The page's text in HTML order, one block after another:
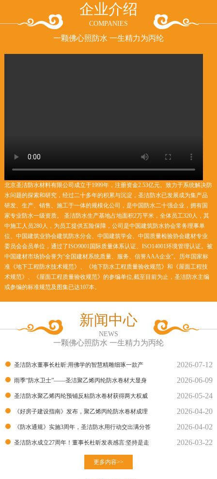
企业介绍
COMPANIES
一颗佛心照防水 一生精力为丙纶
北京圣洁防水材料有限公司成立于1999年，注册资金2.53亿元。致力于系统解决防
水问题的探索和研究，经过二十多年的积累与沉淀，圣洁防水已发展成为集产品
研发、生产、销售、施工于一体的规模化公司，是中国防水二十强企业，拥有国
家专业防水一级资质。 圣洁防水生产基地占地面积2万平米，全体员工320人，其
中施工人员280人，为员工提供五险保障，公司是中国建筑防水协会常务理事单
位、中国建筑业协会建筑防水分会、中国建筑学会、中国质量检验协会建材专业
委员会会员单位，通过了ISO9001国际质量体系认证、ISO14001环境管理认证。被
中国建材市场协会誉为“全国建材系统质量、服务、信誉AAA企业”。历年国家标
准《地下工程防水技术规范》、《地下防水工程质量验收规范》和《屋面工程技
术规范》、《屋面工程质量验收规范》的参编单位,截至目前为止，圣洁防水主编
或参编的标准规范及图集已达107本。
新闻中心
NEWS
一颗佛心照防水 一生精力为丙纶
圣洁防水董事长杜昕:用佛学的智慧精雕细琢一款产
品！
2026-07-12
雨季“防水卫士”——圣洁聚乙烯丙纶防水卷材大显身
手！
2026-06-09
圣洁防水聚乙烯丙纶预铺反粘防水卷材获得两大权威
部门的检测报告
2026-05-24
《好房子建设指南》发布，聚乙烯丙纶防水卷材成理
想建材
2026-04-20
《防水通规》实施3周年，圣洁防水用行动交出满分答
卷
2026-04-02
圣洁防水成立27周年！董事长杜昕发表感言:坚持是走 2026-03-22
更多内容>>